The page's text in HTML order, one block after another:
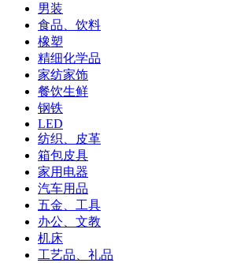
男装
食品、饮料
橡塑
精细化学品
家纺家饰
餐饮生鲜
钢铁
LED
纺织、皮革
箱包皮具
家用电器
汽车用品
五金、工具
办公、文教
机床
工艺品、礼品